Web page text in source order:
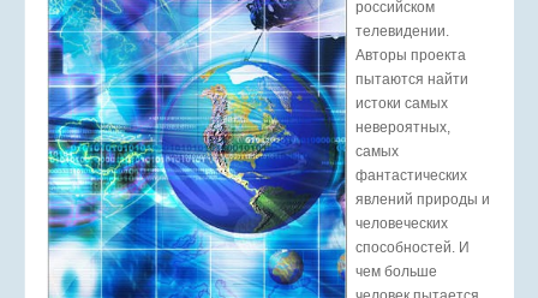
российском
телевидении.
Авторы проекта
пытаются найти
истоки самых
невероятных,
самых
фантастических
явлений природы и
человеческих
способностей. И
чем больше